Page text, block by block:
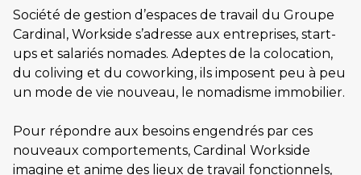
Société de gestion d’espaces de travail du Groupe
Cardinal, Workside s’adresse aux entreprises, start-
ups et salariés nomades. Adeptes de la colocation,
du coliving et du coworking, ils imposent peu à peu
un mode de vie nouveau, le nomadisme immobilier.
Pour répondre aux besoins engendrés par ces
nouveaux comportements, Cardinal Workside
imagine et anime des lieux de travail fonctionnels,